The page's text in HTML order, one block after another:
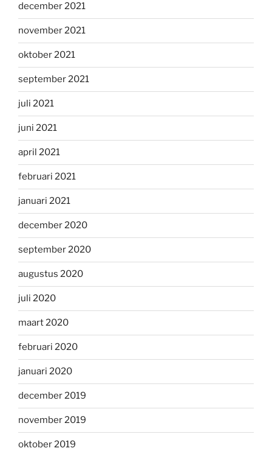
december 2021
november 2021
oktober 2021
september 2021
juli 2021
juni 2021
april 2021
februari 2021
januari 2021
december 2020
september 2020
augustus 2020
juli 2020
maart 2020
februari 2020
januari 2020
december 2019
november 2019
oktober 2019